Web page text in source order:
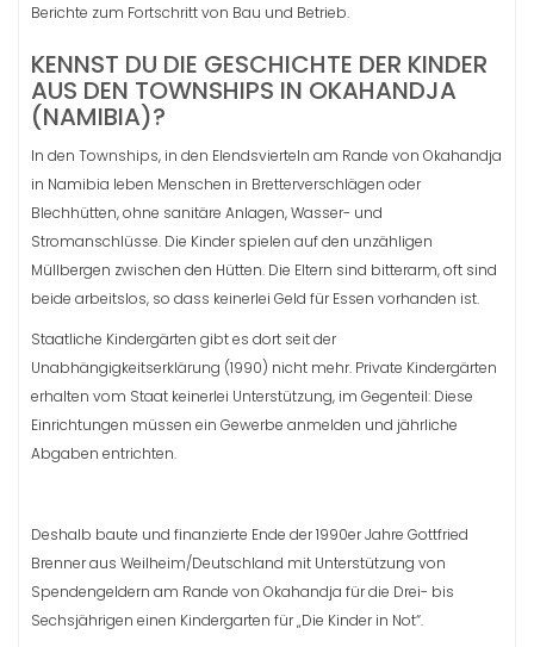
Berichte zum Fortschritt von Bau und Betrieb.
KENNST DU DIE GESCHICHTE DER KINDER
AUS DEN TOWNSHIPS IN OKAHANDJA
(NAMIBIA)?
In den Townships, in den Elendsvierteln am Rande von Okahandja
in Namibia leben Menschen in Bretterverschlägen oder
Blechhütten, ohne sanitäre Anlagen, Wasser- und
Stromanschlüsse. Die Kinder spielen auf den unzähligen
Müllbergen zwischen den Hütten. Die Eltern sind bitterarm, oft sind
beide arbeitslos, so dass keinerlei Geld für Essen vorhanden ist.
Staatliche Kindergärten gibt es dort seit der
Unabhängigkeitserklärung (1990) nicht mehr. Private Kindergärten
erhalten vom Staat keinerlei Unterstützung, im Gegenteil: Diese
Einrichtungen müssen ein Gewerbe anmelden und jährliche
Abgaben entrichten.
Deshalb baute und finanzierte Ende der 1990er Jahre Gottfried
Brenner aus Weilheim/Deutschland mit Unterstützung von
Spendengeldern am Rande von Okahandja für die Drei- bis
Sechsjährigen einen Kindergarten für „Die Kinder in Not“.